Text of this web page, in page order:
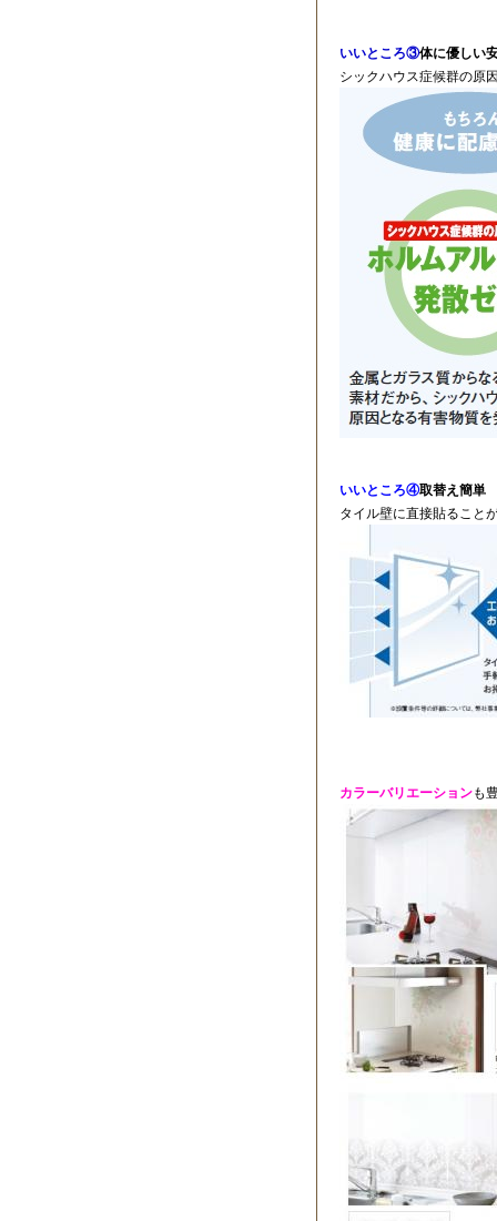
いいところ③体に優しい
シックハウス症候群の原
いいところ④取替え簡単
タイル壁に直接貼ること
カラーバリエーションも